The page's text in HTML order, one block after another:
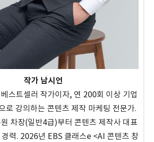
작가 남시언
스트셀러 작가이자, 연 200회 이상 기업
로 강의하는 콘텐츠 제작 마케팅 전문가.
차장(일반4급)부터 콘텐츠 제작사 대표
력. 2026년 EBS 클래스e <AI 콘텐츠 창